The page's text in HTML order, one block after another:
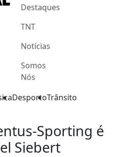
Destaques
TNT
Notícias
Somos
Nós
DesportoTrânsito
Sporting é
Siebert